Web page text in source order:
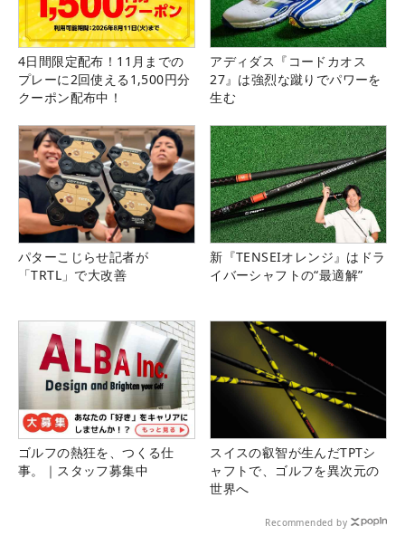
4日間限定配布！11月までの
プレーに2回使える1,500円分
クーポン配布中！
アディダス『コードカオス
27』は強烈な蹴りでパワーを
生む
パターこじらせ記者が
「TRTL」で大改善
新『TENSEIオレンジ』はドラ
イバーシャフトの“最適解”
ゴルフの熱狂を、つくる仕
事。｜スタッフ募集中
スイスの叡智が生んだTPTシ
ャフトで、ゴルフを異次元の
世界へ
Recommended by